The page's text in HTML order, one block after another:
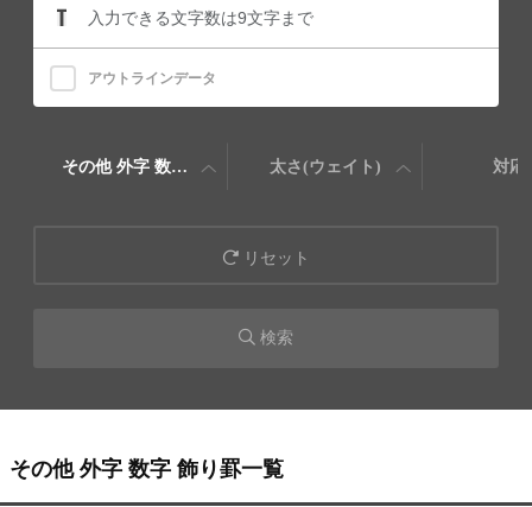
アウトラインデータ
その他 外字 数字 飾り罫 太さ(ウェイト) 対応
リセット
検索
その他 外字 数字 飾り罫一覧